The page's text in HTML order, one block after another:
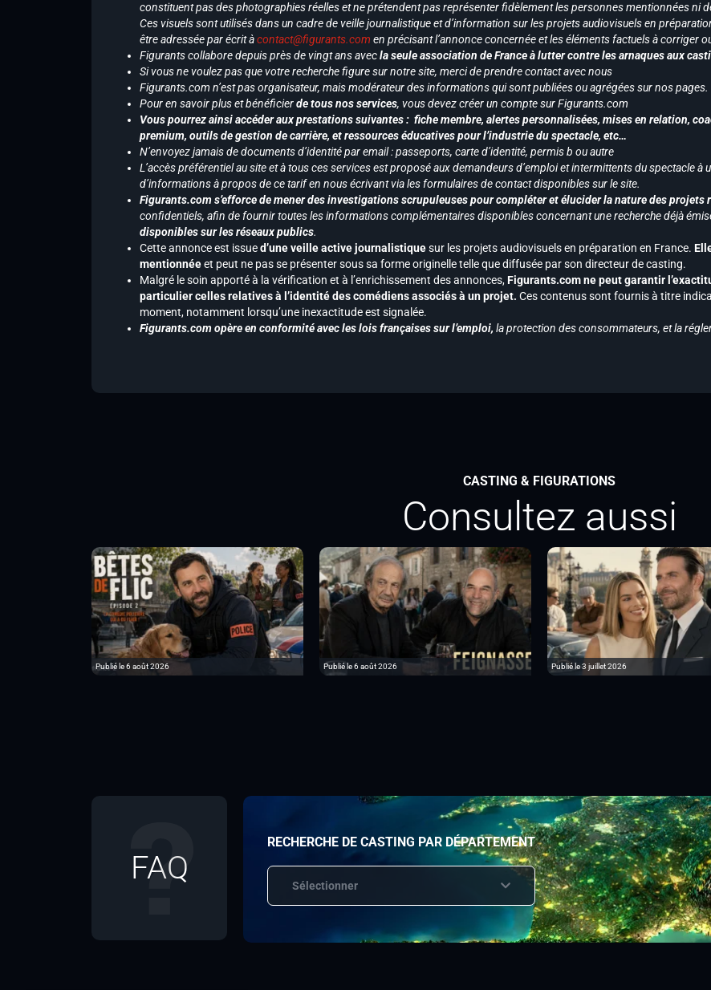
constituent pas des photographies réelles et ne prétendent pas représenter fidèlement les personnes mentionnées ni
Ces visuels sont utilisés dans un cadre de veille journalistique et d’information sur les projets audiovisuels en
être adressée par écrit àcontact@figurants.com en précisant l’annonce concernée et les éléments factuels à corriger
Figurants collabore depuis près de vingt ans avecla seule association de France à lutter contre les arnaques aux
Si vous ne voulez pas que votre recherche figure sur notre site, merci de prendre contact avec nous
Figurants.com n’est pas organisateur, mais modérateur des informations qui sont publiées ou agrégées sur nos pages.
Pour en savoir plus et bénéficierde tous nos services, vous devez créer un compte sur Figurants.com
Vous pourrez ainsi accéder aux prestations suivantes : fiche membre, alertes personnalisées, mises en relation,
premium, outils de gestion de carrière, et ressources éducatives pour l’industrie du spectacle, etc…
N’envoyez jamais de documents d’identité par email : passeports, carte d’identité, permis b ou autre
L’accès préférentiel au site et à tous ces services est proposé aux demandeurs d’emploi et intermittents du spectacle à
d’informations à propos de ce tarif en nous écrivant via les formulaires de contact disponibles sur le site.
Figurants.com s’efforce de mener des investigations scrupuleuses pour compléter et élucider la nature des projets
confidentiels, afin de fournir toutes les informations complémentaires disponibles concernant une recherche déjà
disponibles sur les réseaux publics.
Cette annonce est issued’une veille active journalistiquesur les projets audiovisuels en préparation en France.
mentionnéeet peut ne pas se présenter sous sa forme originelle telle que diffusée par son directeur de casting.
Malgré le soin apporté à la vérification et à l’enrichissement des annonces,Figurants.com ne peut garantir
particulier celles relatives à l’identité des comédiens associés à un projet. Ces contenus sont fournis à titre
moment, notamment lorsqu’une inexactitude est signalée.
Figurants.com opère en conformité avec les lois françaises sur l’emploi, la protection des consommateurs, et la
CASTING & FIGURATIONS
Consultez aussi
Publié le 6 août 2026 Publié le 6 août 2026 Publié le 3 juillet 2026
FAQ
RECHERCHE DE CASTING PAR DÉPARTEMENT
Sélectionner